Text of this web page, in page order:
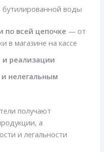
воды
по всей цепочке — от
в магазине на кассе
и реализации
нелегальным
получают
а
и легальности